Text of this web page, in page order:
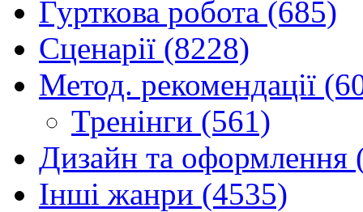
Гурткова робота (685)
Сценарії (8228)
Метод. рекомендації
Тренінги (561)
Дизайн та оформлення
Інші жанри (4535)